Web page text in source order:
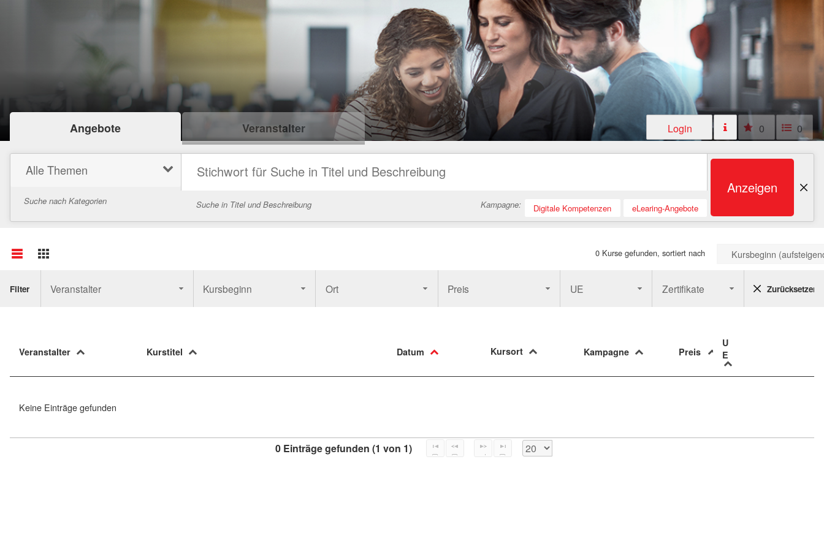
Login 0 0
Angebote Veranstalter
Alle Themen
Suche nach Kategorien Suche in Titel und Beschreibung Kampagne: Digitale Kompetenzen eLearing-Angebote
Anzeigen
0 Kurse gefunden, sortiert nach Kursbeginn
Filter Veranstalter Kursbeginn Ort Preis UE Zertifikate Zurücksetzen
Veranstalter Kurstitel Datum Kursort Kampagne Preis
U
E
Keine Einträge gefunden
0 Einträge gefunden (1 von 1)